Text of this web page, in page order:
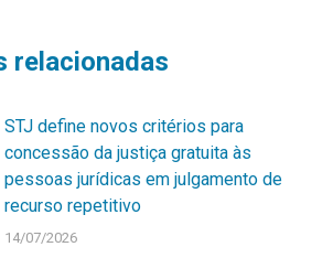
relacionadas
STJ define novos critérios para
concessão da justiça gratuita às
pessoas jurídicas em julgamento de
recurso repetitivo
14/07/2026